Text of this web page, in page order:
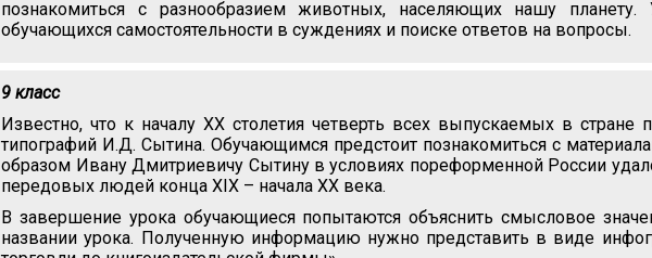
познакомиться с разнообразием животных, населяющих нашу
обучающихся самостоятельности в суждениях и поиске ответов на вопросы.
9 класс
Известно, что к началу XX столетия четверть всех выпускаемых в стране
типографий И.Д. Сытина. Обучающимся предстоит познакомиться с
образом Ивану Дмитриевичу Сытину в условиях пореформенной России
передовых людей конца XIX – начала XX века.
В завершение урока обучающиеся попытаются объяснить смысловое
названии урока. Полученную информацию нужно представить в виде